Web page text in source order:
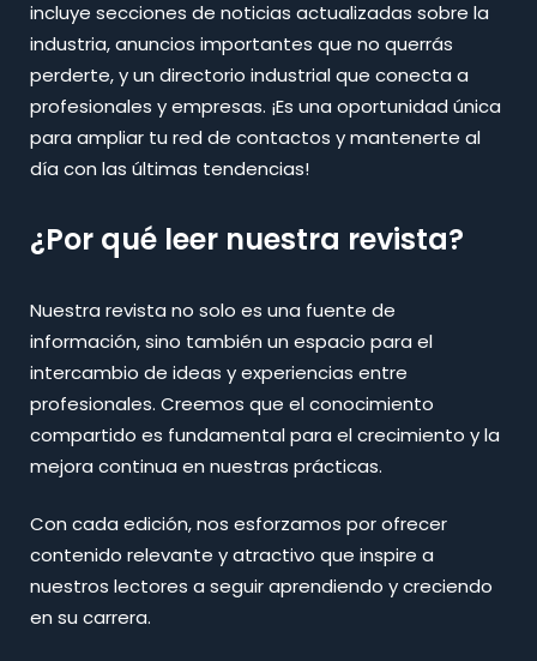
incluye secciones de noticias actualizadas sobre la
industria, anuncios importantes que no querrás
perderte, y un directorio industrial que conecta a
profesionales y empresas. ¡Es una oportunidad única
para ampliar tu red de contactos y mantenerte al
día con las últimas tendencias!
¿Por qué leer nuestra revista?
Nuestra revista no solo es una fuente de
información, sino también un espacio para el
intercambio de ideas y experiencias entre
profesionales. Creemos que el conocimiento
compartido es fundamental para el crecimiento y la
mejora continua en nuestras prácticas.
Con cada edición, nos esforzamos por ofrecer
contenido relevante y atractivo que inspire a
nuestros lectores a seguir aprendiendo y creciendo
en su carrera.